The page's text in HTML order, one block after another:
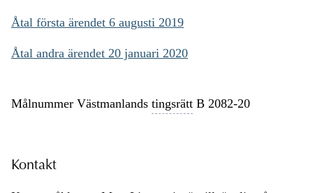
Åtal första ärendet 6 augusti 2019
Åtal andra ärendet 20 januari 2020
Målnummer Västmanlands tingsrätt B 2082-20
Kontakt